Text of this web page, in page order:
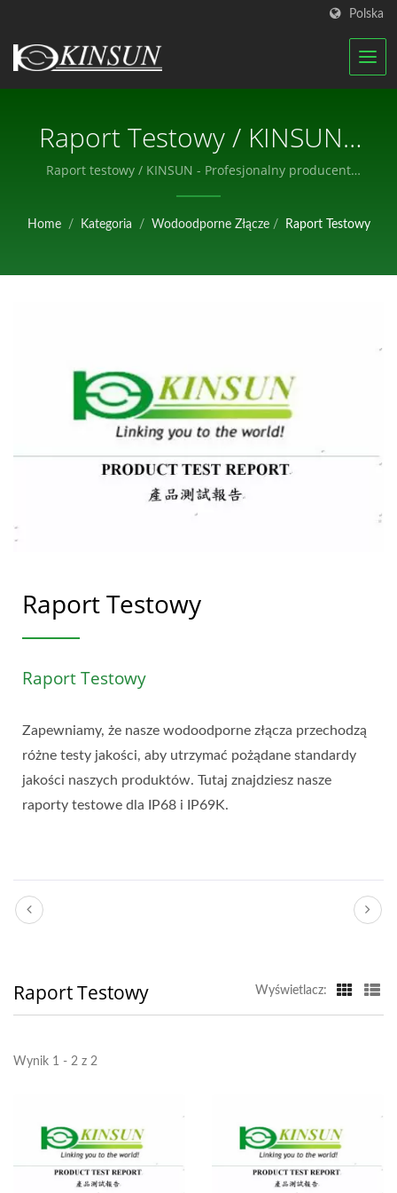
Polska
Raport Testowy / KINSUN -
Profesjonalny Producent
Komponentów
Raport testowy / KINSUN - Profesjonalny producent
komponentów elektronicznych.
Home / Kategoria / Wodoodporne Złącze / Raport Testowy
Raport Testowy
Raport Testowy
Zapewniamy, że nasze wodoodporne złącza przechodzą
różne testy jakości, aby utrzymać pożądane standardy
jakości naszych produktów. Tutaj znajdziesz nasze
raporty testowe dla IP68 i IP69K.
Raport Testowy Wyświetlacz:
Wynik 1 - 2 z 2